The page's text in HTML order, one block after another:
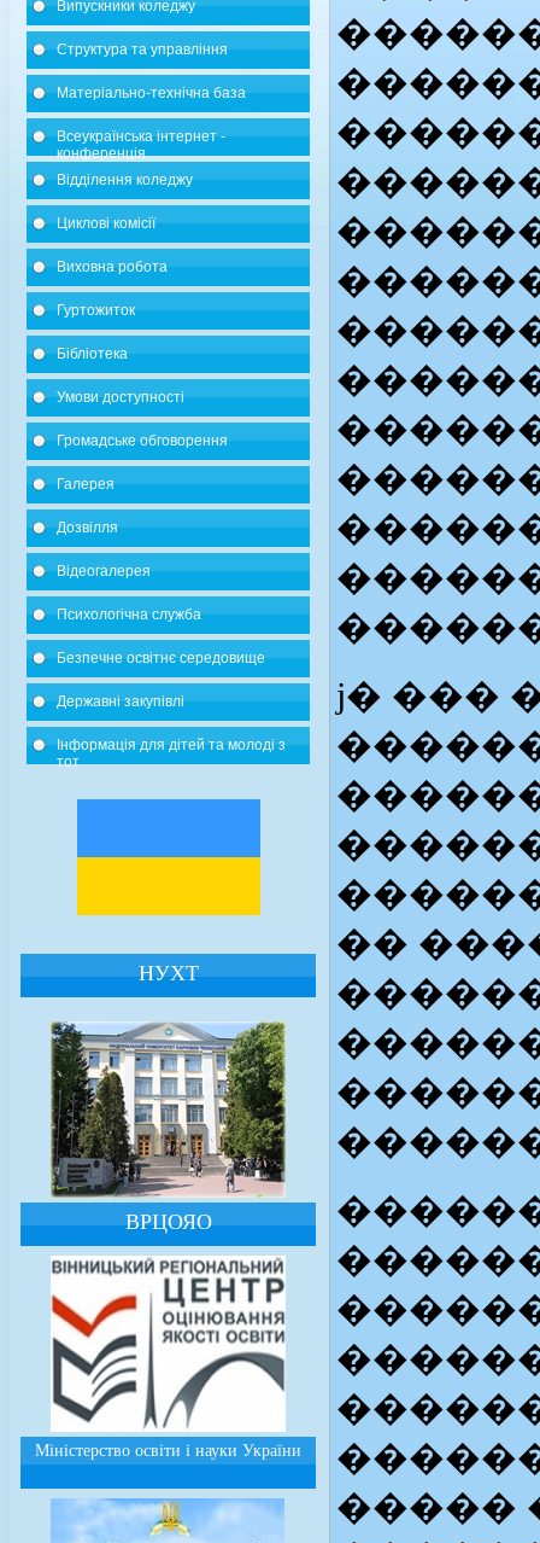
Випускники коледжу
Структура та управління
Матеріально-технічна база
Всеукраїнська інтернет -
конференція
Відділення коледжу
Циклові комісії
Виховна робота
Гуртожиток
Бібліотека
Умови доступності
Громадське обговорення
Галерея
Дозвілля
Відеогалерея
Психологічна служба
Безпечне освітнє середовище
Державні закупівлі
Інформація для дітей та молоді з
тот
НУХТ
ВРЦОЯО
Міністерство освіти і науки України
ϳ� ���
��
�����